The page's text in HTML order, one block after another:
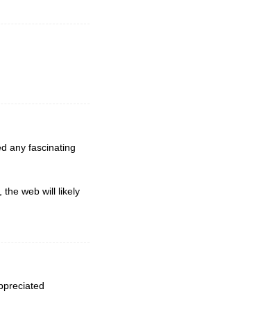
any fascinating
the web will likely